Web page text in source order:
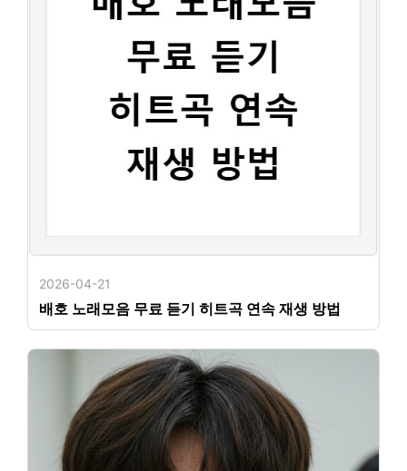
2026-04-21
배호 노래모음 무료 듣기 히트곡 연속 재생 방법